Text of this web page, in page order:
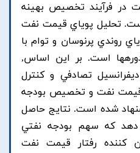
در فرآيند تخصيص بهينه
تحليل پوياي قيمت نفت
1382 تا 1393, گوياي روندي پرنوسان و توام با
است. بر اين اساس,
تصادفي و کنترل
قيمت نفت و تخصيص بودجه
شده است. نتايج حاصل
که سهم بودجه نفتي
کننده رفتار قيمت نفت